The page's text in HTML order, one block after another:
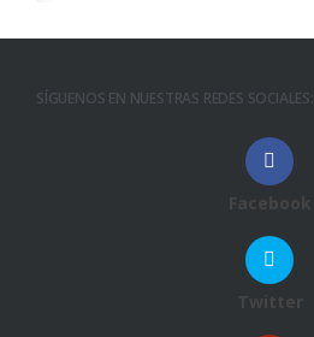
SÍGUENOS EN NUESTRAS REDES SOCIALES:
Facebook
Twitter